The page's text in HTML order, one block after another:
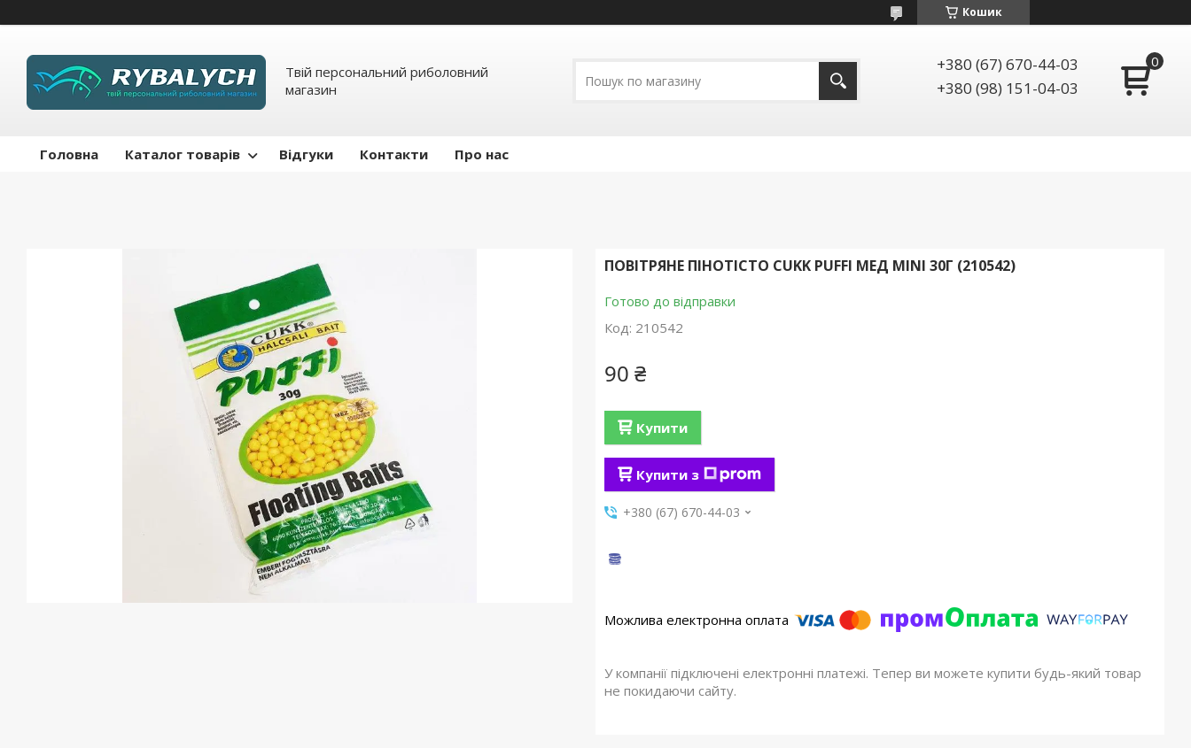
Кошик
Твій персональний риболовний
магазин
+380 (67) 670-44-03
+380 (98) 151-04-03
Головна Каталог товарів Відгуки Контакти Про нас
ПОВІТРЯНЕ ПІНОТІСТО CUKK PUFFI МЕД MINI 30Г (210542)
Готово до відправки
Код: 210542
90 ₴
Купити
Купити з
+380 (67) 670-44-03
У компанії підключені електронні платежі. Тепер ви можете купити будь-який товар
не покидаючи сайту.